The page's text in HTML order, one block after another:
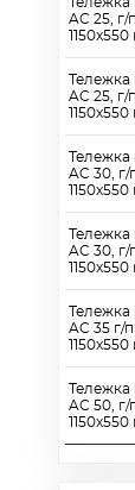
AC 25, г/
Тележка
AC 25, г/
Тележка
AC 30,
1150x550
Тележка
AC 30,
Тележка
AC 35 г/
1150x550
Тележка
AC 50,
1150х550